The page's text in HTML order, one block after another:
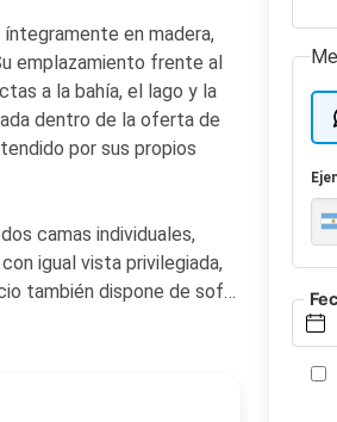
en madera,
emplazamiento frente al
a la bahía, el lago y la
dentro de la oferta de
por sus propios
camas individuales,
igual vista privilegiada,
también dispone de sofá